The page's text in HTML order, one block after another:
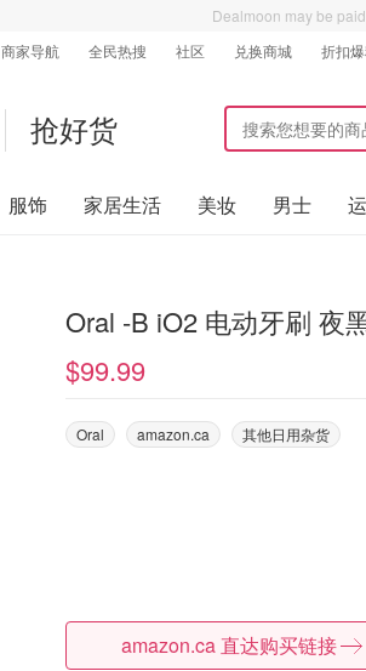
Dealmoon may be
商家导航 全民热搜 社区 兑换商城 折扣
抢好货
服饰 家居生活 美妆 男士
Oral -B iO2 电动牙刷 夜
$99.99
Oral amazon.ca 其他日用杂货
amazon.ca 直达购买链接